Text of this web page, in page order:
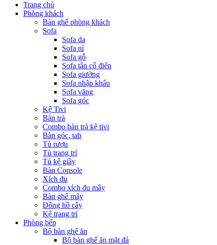
Trang chủ
Phòng khách
Bàn ghế phòng khách
Sofa
Sofa da
Sofa nỉ
Sofa gỗ
Sofa tân cổ điển
Sofa giường
Sofa nhập khẩu
Sofa văng
Sofa góc
Kệ Tivi
Bàn trà
Combo bàn trà kệ tivi
Bàn góc, tab
Tủ rượu
Tủ trang trí
Tủ kệ giầy
Bàn Console
Xích đu
Combo xích đu mây
Bàn ghế mây
Đồng hồ cây
Kệ trang trí
Phòng bếp
Bộ bàn ghế ăn
Bộ bàn ghế ăn mặt đá